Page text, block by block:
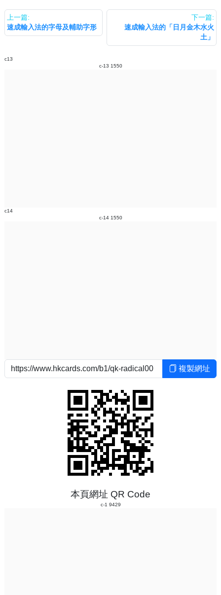
上一篇:
速成輸入法的字母及輔助字形
下一篇:
速成輸入法的「日月金木水火
土」
c13
c-13 1550
c14
c-14 1550
複製網址
本頁網址 QR Code
c-1 9429